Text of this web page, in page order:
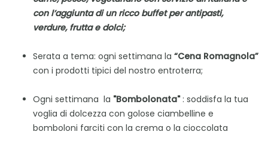
con l’aggiunta di un ricco buffet per antipasti,
verdure, frutta e dolci;
Serata a tema: ogni settimana la “Cena Romagnola”
con i prodotti tipici del nostro entroterra;
Ogni settimana la "Bombolonata": soddisfa la tua
voglia di dolcezza con golose ciambelline e
bomboloni farciti con la crema o la cioccolata